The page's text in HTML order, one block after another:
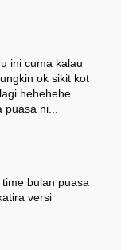
ini cuma kalau
ok sikit kot
hehehehe
ni...
bulan puasa
versi